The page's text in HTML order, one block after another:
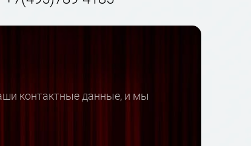
контактные данные, и мы